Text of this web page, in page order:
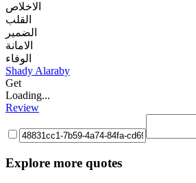
الاخلاص
القلب
الضمير
الامانة
الوفاء
Shady Alaraby
Get
Loading...
Review
Explore more quotes